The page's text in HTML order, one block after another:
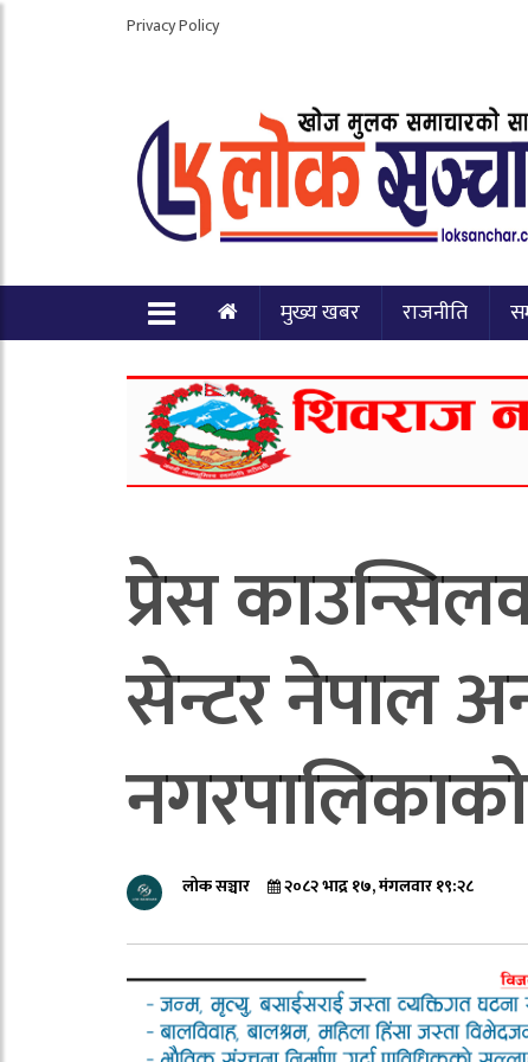
Privacy Policy
मुख्य खबर राजनीति
प्रेस
सेन्टर नेपाल
लोक सञ्चार २०८२ भाद्र १७, मंगलवार १९:२८